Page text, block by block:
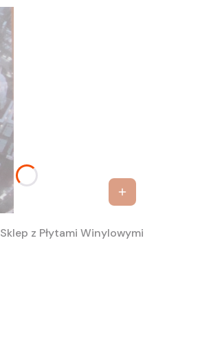
Cliff Richard - From A Distance ( The Event) 2 X Winyle CRTV 311 Rock & Roll Sklep z Płytami Winylowymi